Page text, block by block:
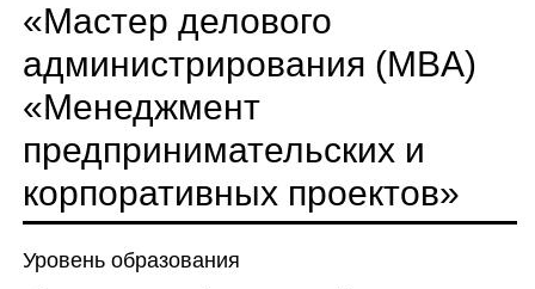
«Мастер делового
администрирования (MBA)
«Менеджмент
предпринимательских и
корпоративных проектов»
Уровень образования